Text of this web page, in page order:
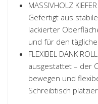
MASSIVHOLZ
Gefertigt aus
lackierter
und für den
FLEXIBEL DANK
ausgestattet – der
bewegen und
Schreibtisch